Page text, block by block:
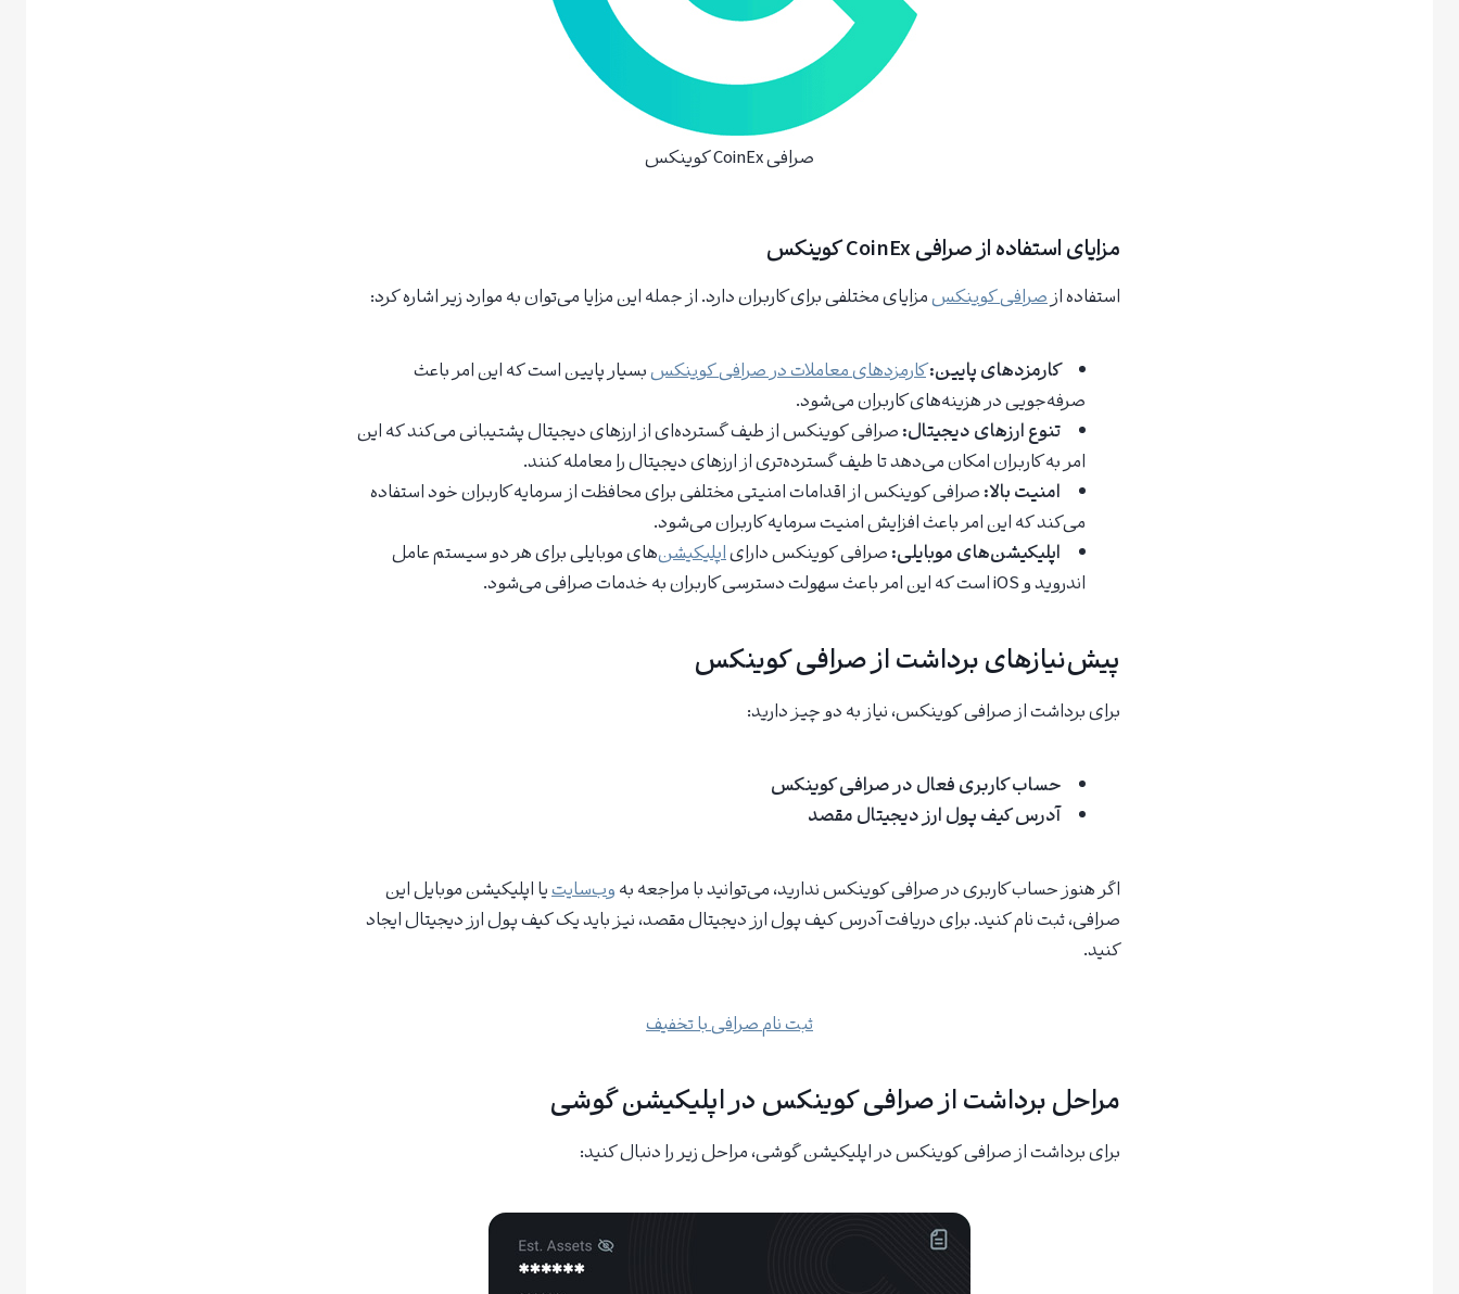
صرافی CoinEx کوینکس
مزایای استفاده از صرافی CoinEx کوینکس
استفاده ازصرافی کوینکسمزایای مختلفی برای کاربران دارد. از جمله این مزایا می‌توان به موارد زیر اشاره کرد:
کارمزدهای پایین:کارمزدهای معاملات در صرافی کوینکسبسیار پایین است که این امر باعث
صرفه‌جویی در هزینه‌های کاربران می‌شود.
تنوع ارزهای دیجیتال:صرافی کوینکس از طیف گسترده‌ای از ارزهای دیجیتال پشتیبانی می‌کند که این
امر به کاربران امکان می‌دهد تا طیف گسترده‌تری از ارزهای دیجیتال را معامله کنند.
امنیت بالا:صرافی کوینکس از اقدامات امنیتی مختلفی برای محافظت از سرمایه کاربران خود استفاده
می‌کند که این امر باعث افزایش امنیت سرمایه کاربران می‌شود.
اپلیکیشن‌های موبایلی:صرافی کوینکس دارایاپلیکیشن‌های موبایلی برای هر دو سیستم عامل
اندروید و iOS است که این امر باعث سهولت دسترسی کاربران به خدمات صرافی می‌شود.
پیش‌نیازهای برداشت از صرافی کوینکس
برای برداشت از صرافی کوینکس، نیاز به دو چیز دارید:
حساب کاربری فعال در صرافی کوینکس
آدرس کیف پول ارز دیجیتال مقصد
اگر هنوز حساب کاربری در صرافی کوینکس ندارید، می‌توانید با مراجعه بهوب‌سایتیا اپلیکیشن موبایل این
صرافی، ثبت نام کنید. برای دریافت آدرس کیف پول ارز دیجیتال مقصد، نیز باید یک کیف پول ارز دیجیتال ایجاد
کنید.
ثبت نام صرافی با تخفیف
مراحل برداشت از صرافی کوینکس در اپلیکیشن گوشی
برای برداشت از صرافی کوینکس در اپلیکیشن گوشی، مراحل زیر را دنبال کنید: